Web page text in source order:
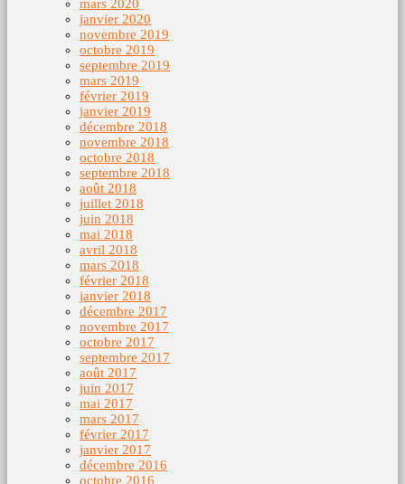
mars 2020
janvier 2020
novembre 2019
octobre 2019
septembre 2019
mars 2019
février 2019
janvier 2019
décembre 2018
novembre 2018
octobre 2018
septembre 2018
août 2018
juillet 2018
juin 2018
mai 2018
avril 2018
mars 2018
février 2018
janvier 2018
décembre 2017
novembre 2017
octobre 2017
septembre 2017
août 2017
juin 2017
mai 2017
mars 2017
février 2017
janvier 2017
décembre 2016
octobre 2016